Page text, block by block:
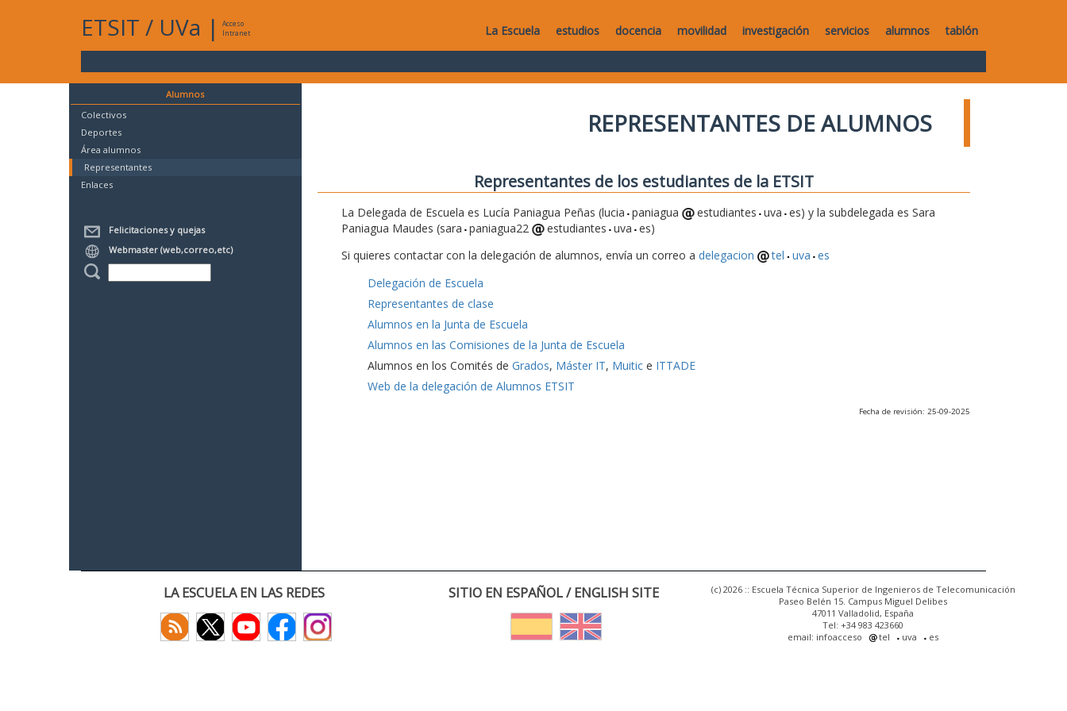
ETSIT / UVa |
Acceso
Intranet
La Escuela estudios docencia movilidad investigación servicios alumnos tablón
Alumnos
Colectivos
Deportes
Área alumnos
Representantes
Enlaces
Felicitaciones y quejas
Webmaster (web,correo,etc)
REPRESENTANTES DE ALUMNOS
Representantes de los estudiantes de la ETSIT
La Delegada de Escuela es Lucía Paniagua Peñas (lucia paniagua estudiantes uva es) y la subdelegada es Sara
Paniagua Maudes (sara paniagua22 estudiantes uva es)
Si quieres contactar con la delegación de alumnos, envía un correo a delegacion tel uva es
Delegación de Escuela
Representantes de clase
Alumnos en la Junta de Escuela
Alumnos en las Comisiones de la Junta de Escuela
Alumnos en los Comités de Grados, Máster IT, Muitice ITTADE
Web de la delegación de Alumnos ETSIT
Fecha de revisión: 25-09-2025
LA ESCUELA EN LAS REDES SITIO EN ESPAÑOL / ENGLISH SITE
(c) 2026 :: Escuela Técnica Superior de Ingenieros de Telecomunicación
Paseo Belén 15. Campus Miguel Delibes
47011 Valladolid, España
Tel: +34 983 423660
email: infoacceso
tel uva es